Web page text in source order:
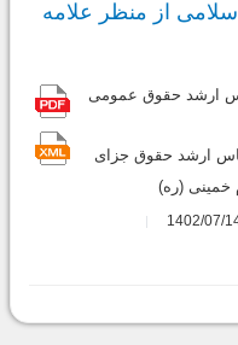
از منظر علامه
ارشد حقوق عمومی
ارشد حقوق جزای
(ره)